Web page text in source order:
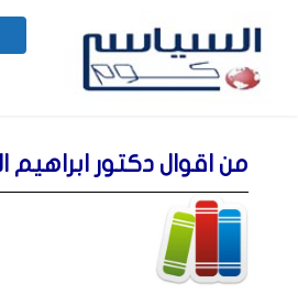
من اقوال دكتور